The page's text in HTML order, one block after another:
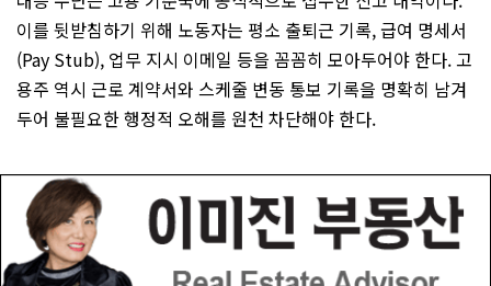
이를 뒷받침하기 위해 노동자는 평소 출퇴근 기록, 급여 명세서
(Pay Stub), 업무 지시 이메일 등을 꼼꼼히 모아두어야 한다. 고
용주 역시 근로 계약서와 스케줄 변동 통보 기록을 명확히 남겨
두어 불필요한 행정적 오해를 원천 차단해야 한다.